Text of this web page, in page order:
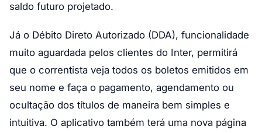
saldo futuro projetado.
Já o Débito Direto Autorizado (DDA), funcionalidade
muito aguardada pelos clientes do Inter, permitirá
que o correntista veja todos os boletos emitidos em
seu nome e faça o pagamento, agendamento ou
ocultação dos títulos de maneira bem simples e
intuitiva. O aplicativo também terá uma nova página